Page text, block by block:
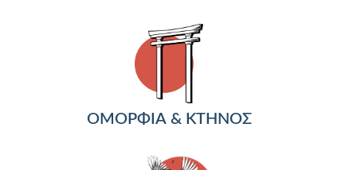
ΟΜΟΡΦΙΑ & ΚΤΗΝΟΣ